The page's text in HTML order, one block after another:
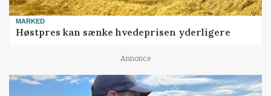
MARKED
Høstpres kan sænke hvedeprisen yderligere
Annonce